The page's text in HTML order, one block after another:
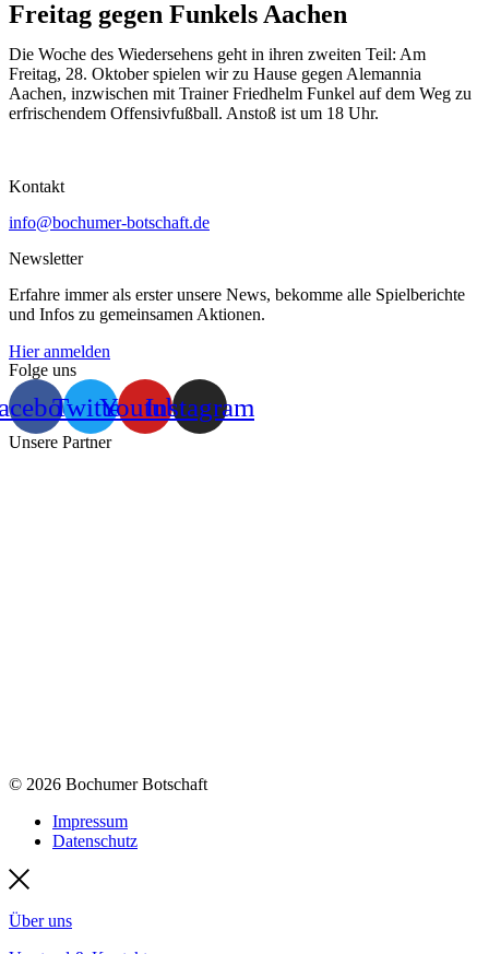
Freitag gegen Funkels Aachen
Die Woche des Wiedersehens geht in ihren zweiten Teil: Am
Freitag, 28. Oktober spielen wir zu Hause gegen Alemannia
Aachen, inzwischen mit Trainer Friedhelm Funkel auf dem Weg zu
erfrischendem Offensivfußball. Anstoß ist um 18 Uhr.
Kontakt
info@bochumer-botschaft.de
Newsletter
Erfahre immer als erster unsere News, bekomme alle Spielberichte
und Infos zu gemeinsamen Aktionen.
Hier anmelden
Folge uns
TwitterYoutubeInstagram
Unsere Partner
© 2026 Bochumer Botschaft
Impressum
Datenschutz
Über uns